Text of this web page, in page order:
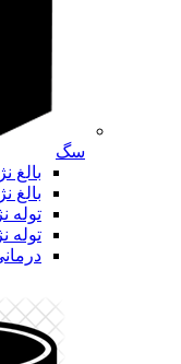
سگ
بالغ
بالغ
توله
توله